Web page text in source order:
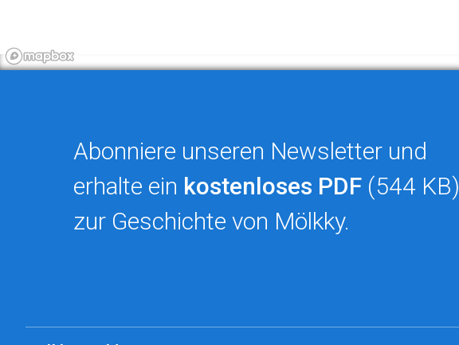
Abonniere unseren Newsletter und
erhalte ein kostenloses PDF (544 KB)
zur Geschichte von Mölkky.